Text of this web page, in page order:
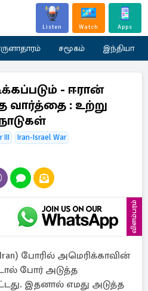
Listen Watch Apps
சமூகம் இந்தியா
- ஈரான்
வார்த்தை : உற்று
III
Iran-Israel War
விளம்பரம்
போரில் அமெரிக்காவின்
போர் அடுத்த
இதனால் எமது அடுத்த